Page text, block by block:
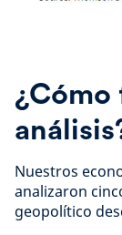
Nuestros
analizaron
geopolítico